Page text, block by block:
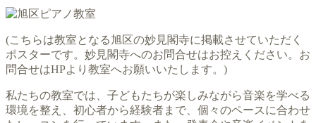
(こちらは教室となる旭区の妙見閣寺に掲載させていただく
ポスターです。妙見閣寺へのお問合せはお控えください。お
問合せはHPより教室へお願いいたします。)
私たちの教室では、子どもたちが楽しみながら音楽を学べる
環境を整え、初心者から経験者まで、個々のペースに合わせ